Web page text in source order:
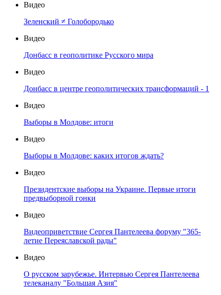
Видео
Зеленский ≠ Голобородько
Видео
Донбасс в геополитике Русского мира
Видео
Донбасс в центре геополитических трансформаций - 1
Видео
Выборы в Молдове: итоги
Видео
Выборы в Молдове: каких итогов ждать?
Видео
Президентские выборы на Украине. Первые итоги
предвыборной гонки
Видео
Видеоприветствие Сергея Пантелеева форуму "365-
летие Переяславской рады"
Видео
О русском зарубежье. Интервью Сергея Пантелеева
телеканалу "Большая Азия"